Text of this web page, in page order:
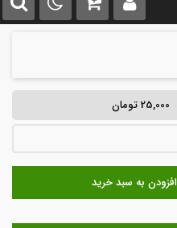
25,000 تومان